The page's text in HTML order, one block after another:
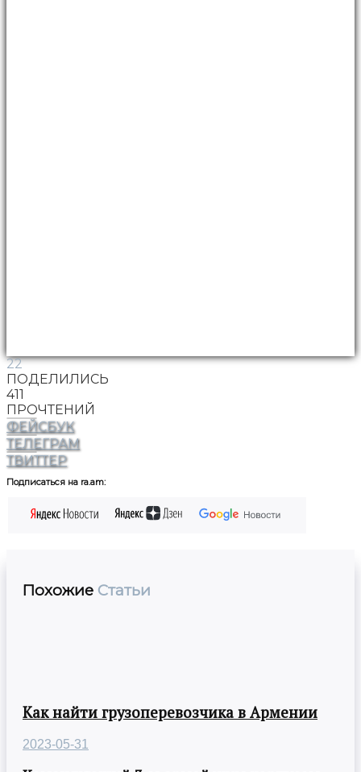
22
ПОДЕЛИЛИСЬ
411
ПРОЧТЕНИЙ
ФЕЙСБУК
ТЕЛЕГРАМ
ТВИТТЕР
Подписаться на ra.am:
Похожие Статьи
Как найти грузоперевозчика в Армении
2023-05-31